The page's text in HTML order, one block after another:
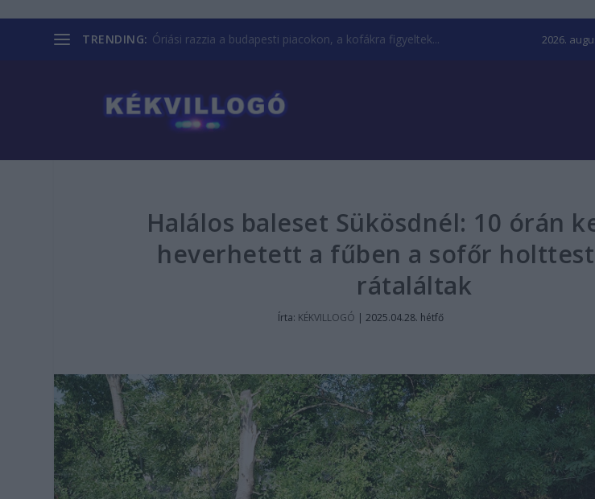
TRENDING: Óriási razzia a budapesti piacokon, a kofákra figyeltek... 2026.
Halálos baleset Sükösdnél: 10 órán
heverhetett a fűben a sofőr
rátaláltak
Írta: KÉKVILLOGÓ |2025.04.28. hétfő